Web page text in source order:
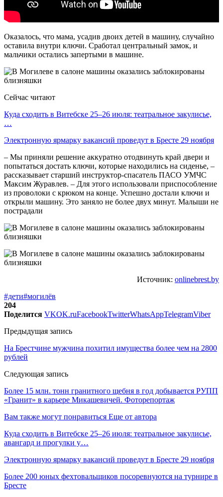
Оказалось, что мама, усадив двоих детей в машину, случайно
оставила внутри ключи. Сработал центральный замок, и
мальчики остались запертыми в машине.
Сейчас читают
Куда сходить в Витебске 25–26 июля: театральное закулисье,
…
Электронную ярмарку вакансий проведут в Бресте 29 ноября
– Мы приняли решение аккуратно отодвинуть край двери и
попытаться достать ключи, которые находились на сиденье, –
рассказывает старший инструктор-спасатель ПАСО УМЧС
Максим Журавлев. – Для этого использовали приспособление
из проволоки с крюком на конце. Успешно достали ключи и
открыли машину. Это заняло не более двух минут. Малыши не
пострадали
Источник: onlinebrest.by
#дети#могилёв
204
Поделится VKOK.ruFacebookTwitterWhatsAppTelegramViber
Предыдущая запись
На Брестчине мужчина похитил имущества более чем на 2800
рублей
Следующая запись
Более 15 млн. тонн гранитного щебня в год добывается РУПП
«Гранит» в карьере Микашевичей. Фоторепортаж
Вам также могут понравиться Еще от автора
Куда сходить в Витебске 25–26 июля: театральное закулисье,
авангард и прогулки у…
Электронную ярмарку вакансий проведут в Бресте 29 ноября
Более 200 юных фехтовальщиков посоревнуются на турнире в
Бресте